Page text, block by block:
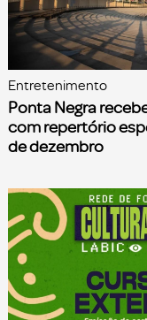
Entretenimento
Ponta Negra
com repertório
de dezembro